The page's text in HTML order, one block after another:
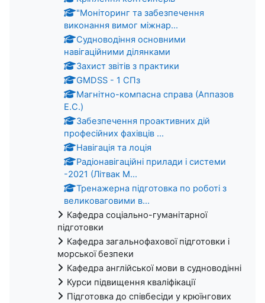
"Моніторинг та забезпечення
виконання вимог міжнар...
Судноводіння основними
навігаційними ділянками
Захист звітів з практики
GMDSS - 1 СПз
Магнітно-компасна справа (Аппазов
Е.С.)
Забезпечення проактивних дій
професійних фахівців ...
Навігація та лоція
Радіонавігаційні прилади і системи
-2021 (Літвак М...
Тренажерна підготовка по роботі з
великоваговими в...
Кафедра соціально-гуманітарної
підготовки
Кафедра загальнофахової підготовки і
морської безпеки
Кафедра англійської мови в судноводінні
Курси підвищення кваліфікації
Підготовка до співбесіди у крюїнгових